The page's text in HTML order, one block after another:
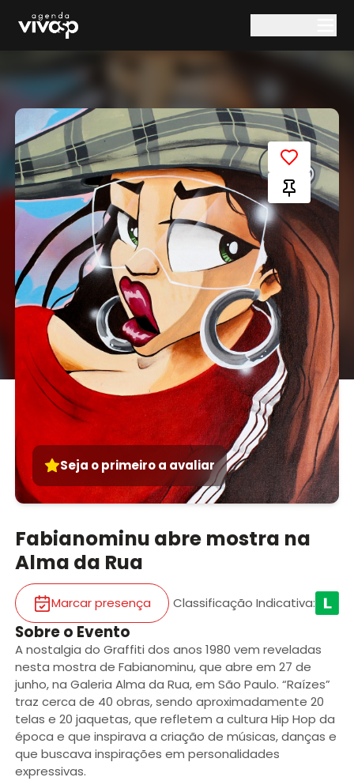
Seja o primeiro a avaliar
Fabianominu abre mostra na
Alma da Rua
Marcar presença Classificação Indicativa:
Sobre o Evento
A nostalgia do Graffiti dos anos 1980 vem reveladas
nesta mostra de Fabianominu, que abre em 27 de
junho, na Galeria Alma da Rua, em São Paulo. “Raízes”
traz cerca de 40 obras, sendo aproximadamente 20
telas e 20 jaquetas, que refletem a cultura Hip Hop da
época e que inspirava a criação de músicas, danças e
que buscava inspirações em personalidades
expressivas.